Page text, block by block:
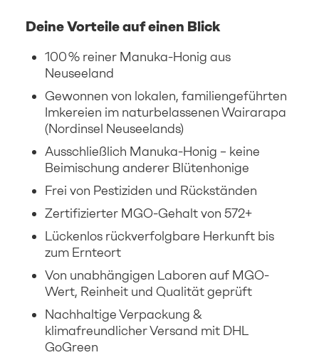
Deine Vorteile auf einen Blick
100 % reiner Manuka-Honig aus
Neuseeland
Gewonnen von lokalen, familiengeführten
Imkereien im naturbelassenen Wairarapa
(Nordinsel Neuseelands)
Ausschließlich Manuka-Honig – keine
Beimischung anderer Blütenhonige
Frei von Pestiziden und Rückständen
Zertifizierter MGO-Gehalt von 572+
Lückenlos rückverfolgbare Herkunft bis
zum Ernteort
Von unabhängigen Laboren auf MGO-
Wert, Reinheit und Qualität geprüft
Nachhaltige Verpackung &
klimafreundlicher Versand mit DHL
GoGreen